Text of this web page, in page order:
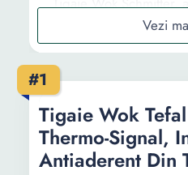
#1
Tigaie Wok
Thermo-Signal,
Antiaderent Din
inaltime / adancime
Tigaie Wok Tefal
Thermo-Fusion,
cm
Tigaie wok cu capac
Negru
Informații